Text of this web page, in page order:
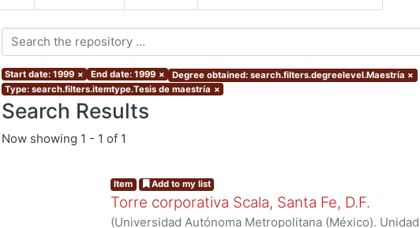
Start date: 1999 × End date: 1999 × Degree obtained: search.filters.degreelevel.Maestría ×
Type: search.filters.itemtype.Tesis de maestría ×
Search Results
Now showing 1 - 1 of 1
Item Add to my list
Torre corporativa Scala, Santa Fe, D.F.
(Universidad Autónoma Metropolitana (México).